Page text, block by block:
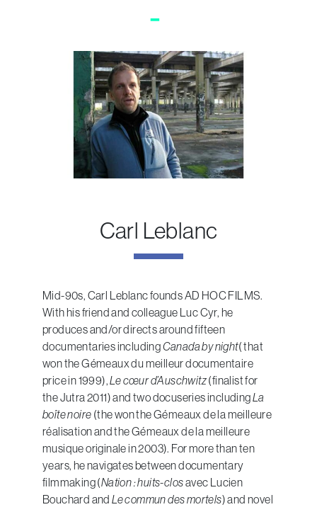
Carl Leblanc
Mid-90s, Carl Leblanc founds AD HOC FILMS.
With his friend and colleague Luc Cyr, he
produces and/or directs around fifteen
documentaries includingCanada by night( that
won the Gémeaux du meilleur documentaire
price in 1999),Le cœur d’Auschwitz(finalist for
the Jutra 2011) and two docuseries includingLa
boîte noire (the won the Gémeaux de la meilleure
réalisation and the Gémeaux de la meilleure
musique originale in 2003). For more than ten
years, he navigates between documentary
filmmaking (Nation : huits-closavec Lucien
Bouchard andLe commun des mortels) and novel